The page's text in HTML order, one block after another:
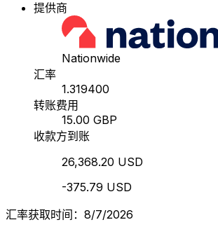
提供商
Nationwide
汇率
1.319400
转账费用
15.00 GBP
收款方到账
26,368.20 USD
-375.79 USD
汇率获取时间：8/7/2026